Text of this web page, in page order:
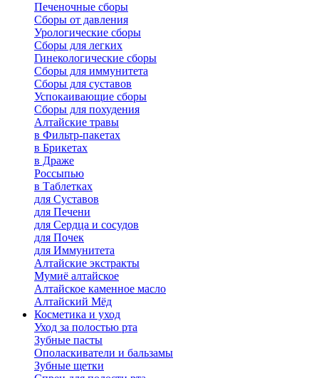
Печеночные сборы
Сборы от давления
Урологические сборы
Сборы для легких
Гинекологические сборы
Сборы для иммунитета
Сборы для суставов
Успокаивающие сборы
Сборы для похудения
Алтайские травы
в Фильтр-пакетах
в Брикетах
в Драже
Россыпью
в Таблетках
для Cуставов
для Печени
для Сердца и сосудов
для Почек
для Иммунитета
Алтайские экстракты
Мумиё алтайское
Алтайское каменное масло
Алтайский Мёд
Косметика и уход
Уход за полостью рта
Зубные пасты
Ополаскиватели и бальзамы
Зубные щетки